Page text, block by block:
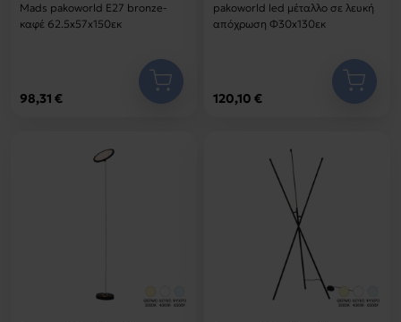
Mads pakoworld E27 bronze-
καφέ 62.5x57x150εκ
98,31 €
pakoworld led μέταλλο σε λευκή
απόχρωση Φ30x130εκ
120,10 €